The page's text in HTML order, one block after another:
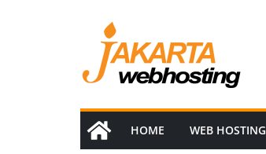
HOME WEB HOSTING